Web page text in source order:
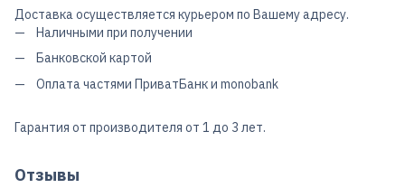
Доставка осуществляется курьером по Вашему адресу.
Наличными при получении
Банковской картой
Оплата частями ПриватБанк и monobank
Гарантия от производителя от 1 до 3 лет.
Отзывы